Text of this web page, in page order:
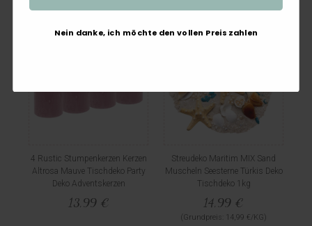
4 Rustic Stumpenkerzen Kerzen
Altrosa Mauve Tischdeko Party
Deko Adventskerzen
13,99 €
Streudeko Maritim MIX Sand
Muscheln Seesterne Türkis Deko
Tischdeko 1kg
14,99 €
(Grundpreis: 14,99 €/KG)
Nein danke, ich möchte den vollen Preis zahlen